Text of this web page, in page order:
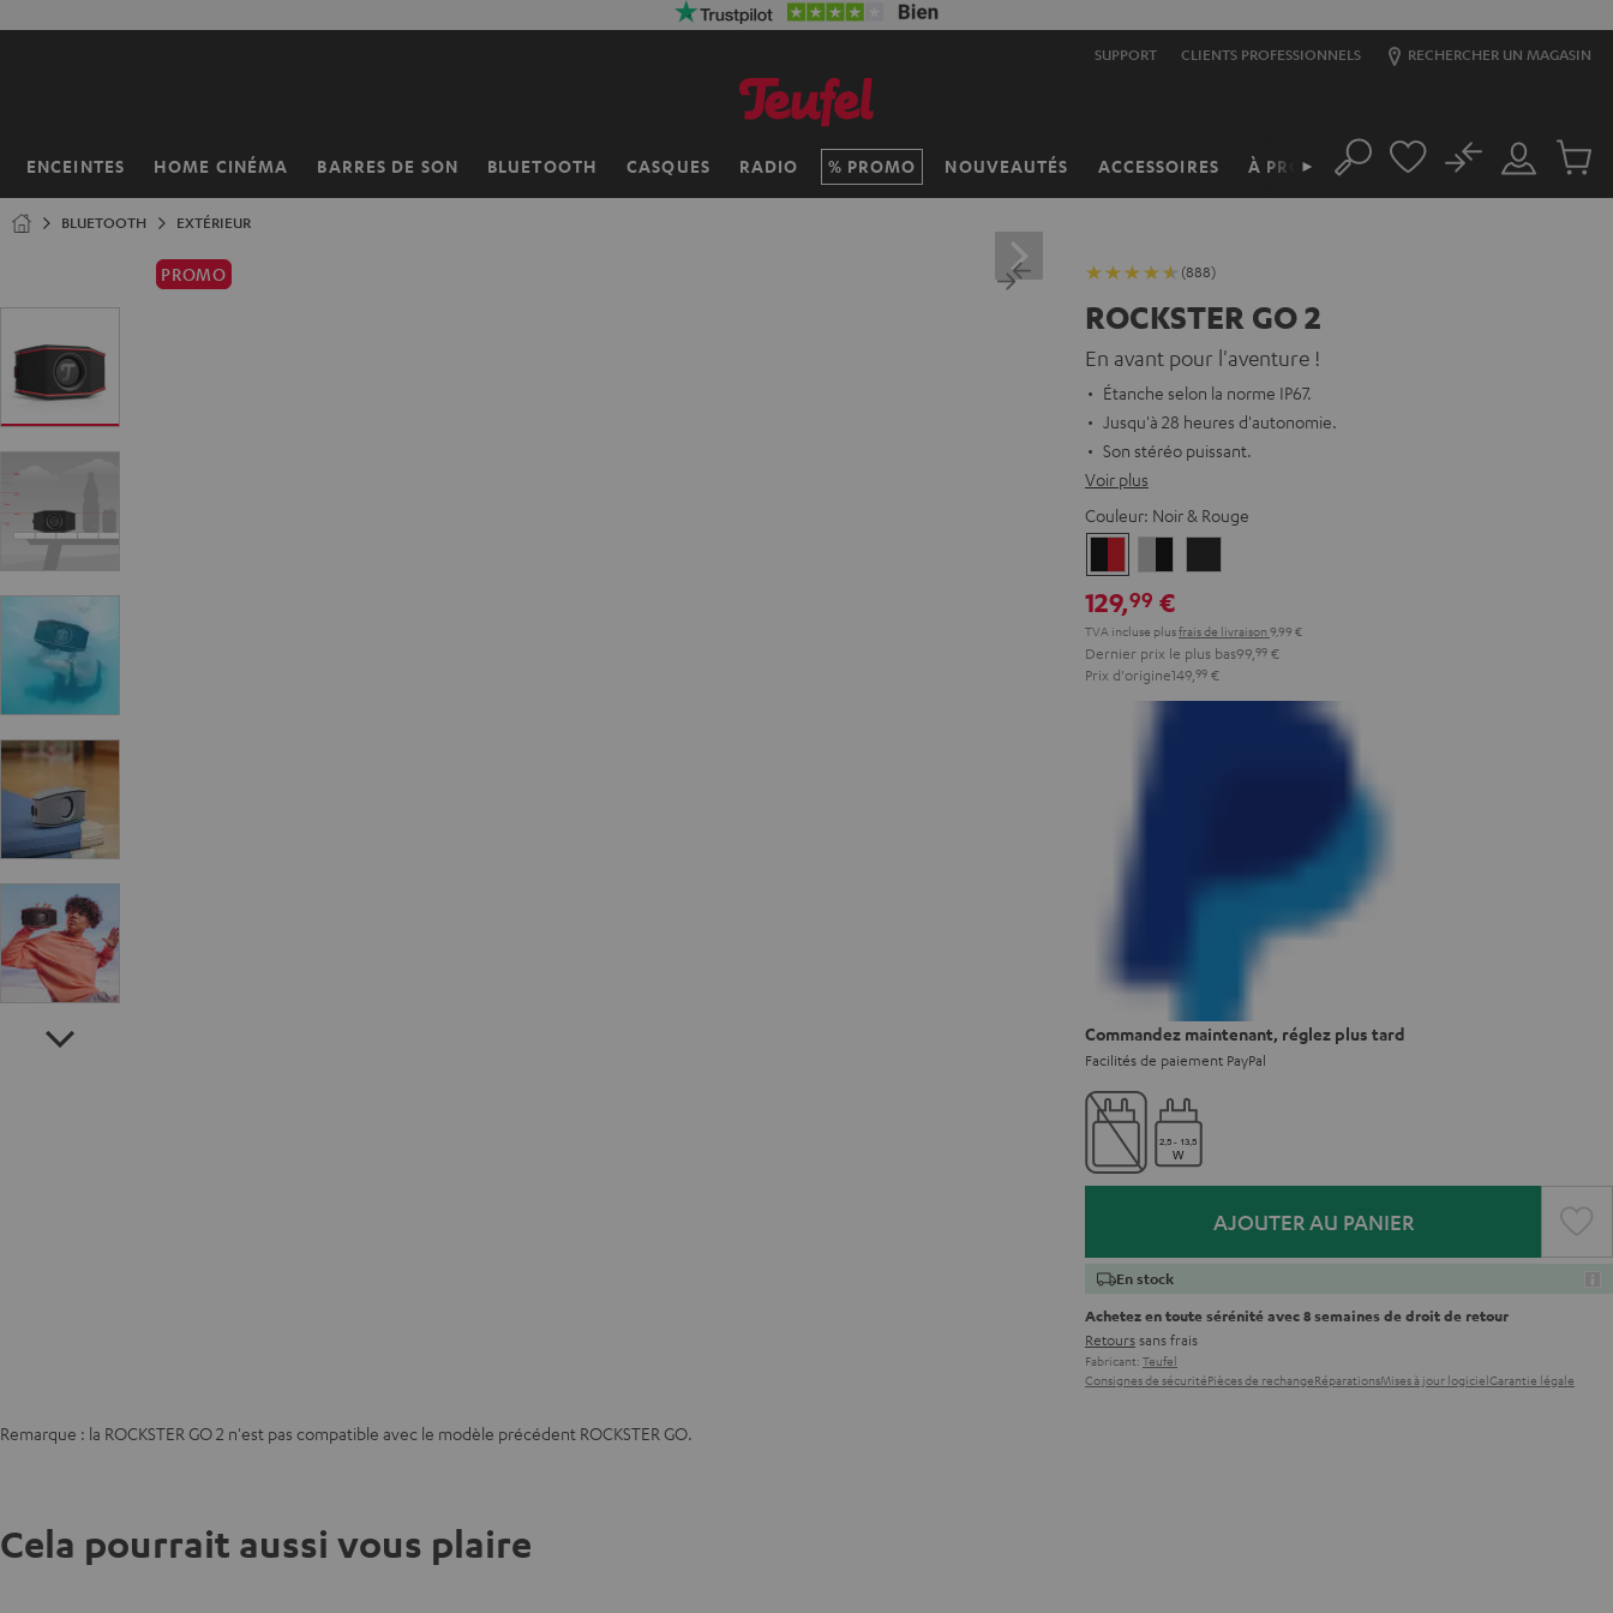
SUPPORT CLIENTS PROFESSIONNELS RECHERCHER UN MAGASIN
ENCEINTES HOME CINÉMA BARRES DE SON BLUETOOTH CASQUES RADIO PROMO NOUVEAUTÉS ACCESSOIRES À PROPOS
►
Page
Rechercher
Mon
compte
No
BLUETOOTH EXTÉRIEUR
PROMO (888)
ROCKSTER GO 2
En avant pour l'aventure !
Étanche selon la norme IP67.
Jusqu'à 28 heures d'autonomie.
Son stéréo puissant.
Voir plus
Couleur: Noir & Rouge
&
RougeBlack
129,99 €
TVA incluse plusfrais de livraison 9,99 €
Dernier prix le plus bas99, 99 €
Prix d'origine149, 99 €
Commandez maintenant, réglez plus tard
Facilités de paiement PayPal
AJOUTER AU PANIER
En stock
Achetez en toute sérénité avec 8 semaines de droit de retour
Retourssans frais
Fabricant: Teufel
Consignes de sécuritéPièces de rechangeRéparationsMises à jour logicielGarantie légale
Remarque : la ROCKSTER GO 2 n'est pas compatible avec le modèle précédent ROCKSTER GO.
Cela pourrait aussi vous plaire